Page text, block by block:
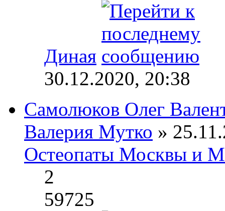
Диная
30.12.2020, 20:38
Самолюков Олег
Валерия Мутко »
Остеопаты Москвы и
2
59725